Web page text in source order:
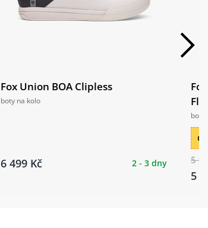
Fox Union BOA Clipless
boty na kolo
6 499 Kč 2 - 3 dny
boty
5
5